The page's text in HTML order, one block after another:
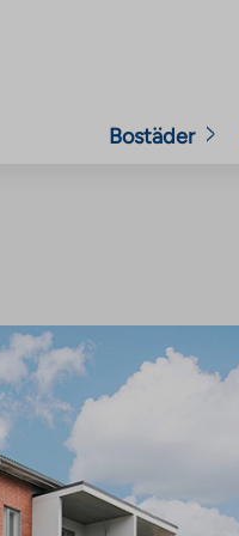
Bostäder